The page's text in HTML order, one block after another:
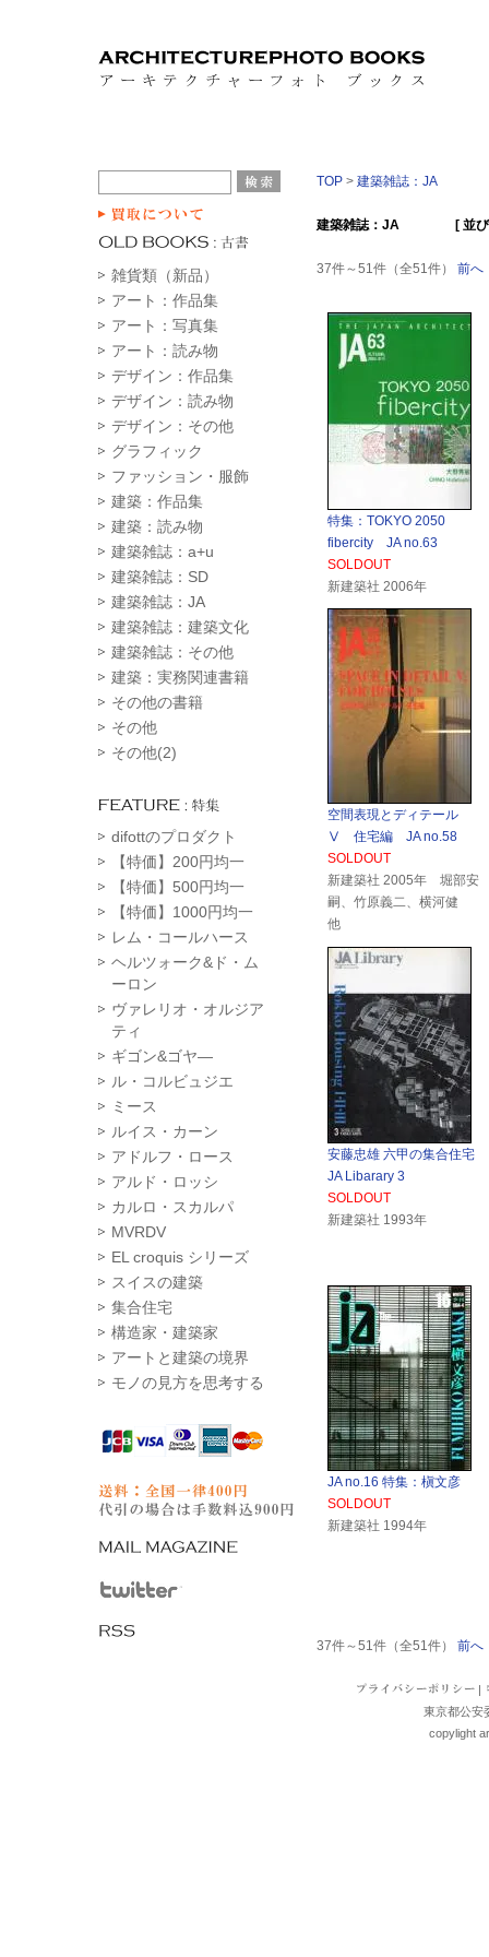
雑貨類（新品）
アート：作品集
アート：写真集
アート：読み物
デザイン：作品集
デザイン：読み物
デザイン：その他
グラフィック
ファッション・服飾
建築：作品集
建築：読み物
建築雑誌：a+u
建築雑誌：SD
建築雑誌：JA
建築雑誌：建築文化
建築雑誌：その他
建築：実務関連書籍
その他の書籍
その他
その他(2)
difottのプロダクト
【特価】200円均一
【特価】500円均一
【特価】1000円均一
レム・コールハース
ヘルツォーク&ド・ム
ーロン
ヴァレリオ・オルジア
ティ
ギゴン&ゴヤ―
ル・コルビュジエ
ミース
ルイス・カーン
アドルフ・ロース
アルド・ロッシ
カルロ・スカルパ
MVRDV
EL croquis シリーズ
スイスの建築
集合住宅
構造家・建築家
アートと建築の境界
モノの見方を思考する
TOP > 建築雑誌：JA
建築雑誌：JA [ 並び
37件～51件（全51件） 前へ
特集：TOKYO 2050
fibercity JA no.63
SOLDOUT
新建築社 2006年
空間表現とディテール
Ⅴ 住宅編 JA no.58
SOLDOUT
新建築社 2005年 堀部安
嗣、竹原義二、横河健
他
安藤忠雄 六甲の集合住宅
JA Libarary 3
SOLDOUT
新建築社 1993年
JA no.16 特集：槇文彦
SOLDOUT
新建築社 1994年
37件～51件（全51件） 前へ
|
東京都公安
copylight